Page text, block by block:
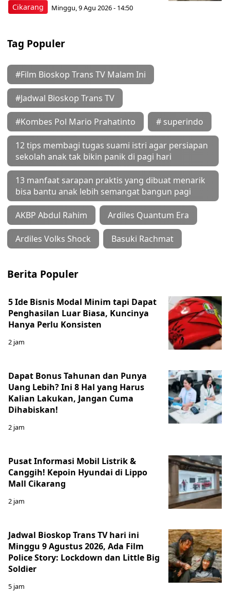
Cikarang Minggu, 9 Agu 2026 - 14:50
Tag Populer
#Film Bioskop Trans TV Malam Ini
#Jadwal Bioskop Trans TV
#Kombes Pol Mario Prahatinto # superindo
12 tips membagi tugas suami istri agar persiapan
sekolah anak tak bikin panik di pagi hari
13 manfaat sarapan praktis yang dibuat menarik
bisa bantu anak lebih semangat bangun pagi
AKBP Abdul Rahim Ardiles Quantum Era
Ardiles Volks Shock Basuki Rachmat
Berita Populer
5 Ide Bisnis Modal Minim tapi Dapat
Penghasilan Luar Biasa, Kuncinya
Hanya Perlu Konsisten
2 jam
Dapat Bonus Tahunan dan Punya
Uang Lebih? Ini 8 Hal yang Harus
Kalian Lakukan, Jangan Cuma
Dihabiskan!
2 jam
Pusat Informasi Mobil Listrik &
Canggih! Kepoin Hyundai di Lippo
Mall Cikarang
2 jam
Jadwal Bioskop Trans TV hari ini
Minggu 9 Agustus 2026, Ada Film
Police Story: Lockdown dan Little Big
Soldier
5 jam